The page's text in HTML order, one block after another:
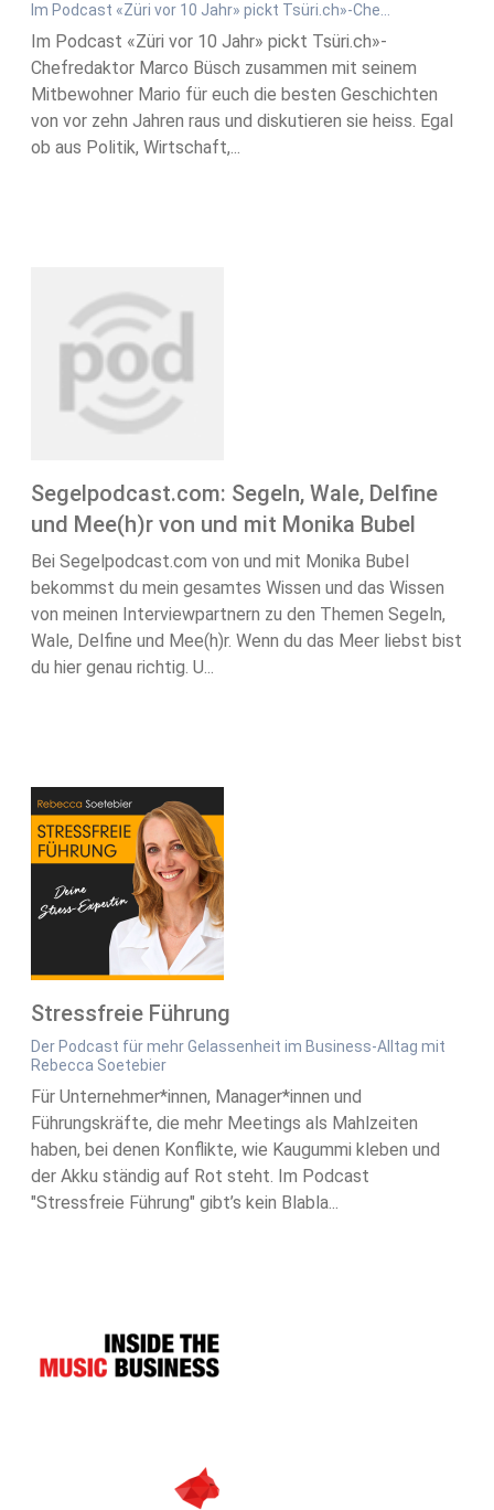
Im Podcast «Züri vor 10 Jahr» pickt Tsüri.ch»-Che…
Im Podcast «Züri vor 10 Jahr» pickt Tsüri.ch»-
Chefredaktor Marco Büsch zusammen mit seinem
Mitbewohner Mario für euch die besten Geschichten
von vor zehn Jahren raus und diskutieren sie heiss. Egal
ob aus Politik, Wirtschaft,...
Segelpodcast.com: Segeln, Wale, Delfine
und Mee(h)r von und mit Monika Bubel
Bei Segelpodcast.com von und mit Monika Bubel
bekommst du mein gesamtes Wissen und das Wissen
von meinen Interviewpartnern zu den Themen Segeln,
Wale, Delfine und Mee(h)r. Wenn du das Meer liebst bist
du hier genau richtig. U...
Stressfreie Führung
Der Podcast für mehr Gelassenheit im Business-Alltag mit
Rebecca Soetebier
Für Unternehmer*innen, Manager*innen und
Führungskräfte, die mehr Meetings als Mahlzeiten
haben, bei denen Konflikte, wie Kaugummi kleben und
der Akku ständig auf Rot steht. Im Podcast
"Stressfreie Führung" gibt’s kein Blabla...